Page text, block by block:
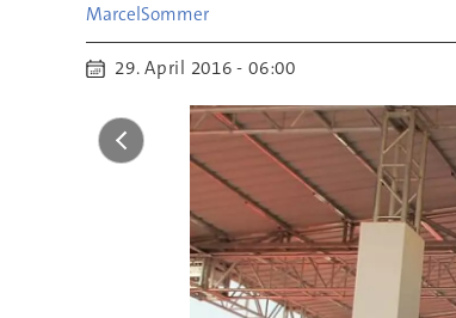
MarcelSommer
29. April 2016 - 06:00